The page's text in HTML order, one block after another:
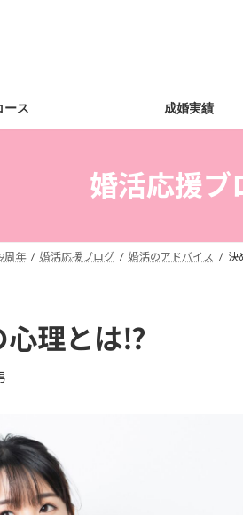
ース 成婚実績
婚活応援ブ
周年 婚活応援ブログ 婚活のアドバイス 決
心理とは⁉